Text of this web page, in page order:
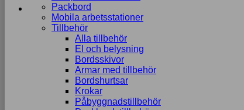
Packbord
Mobila arbetsstationer
Tillbehör
Alla tillbehör
El och belysning
Bordsskivor
Armar med tillbehör
Bordshurtsar
Krokar
Påbyggnadstillbehör